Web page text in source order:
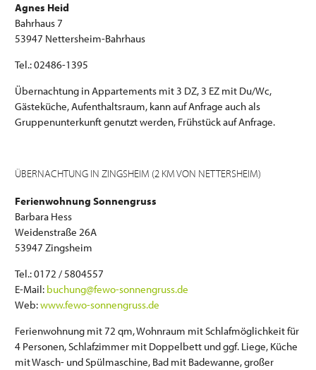
Agnes Heid
Bahrhaus 7
53947 Nettersheim-Bahrhaus
Tel.: 02486-1395
Übernachtung in Appartements mit 3 DZ, 3 EZ mit Du/Wc,
Gästeküche, Aufenthaltsraum, kann auf Anfrage auch als
Gruppenunterkunft genutzt werden, Frühstück auf Anfrage.
ÜBERNACHTUNG IN ZINGSHEIM (2 KM VON NETTERSHEIM)
Ferienwohnung Sonnengruss
Barbara Hess
Weidenstraße 26A
53947 Zingsheim
Tel.: 0172 / 5804557
E-Mail: buchung@fewo-sonnengruss.de
Web:www.fewo-sonnengruss.de
Ferienwohnung mit 72 qm, Wohnraum mit Schlafmöglichkeit für
4 Personen, Schlafzimmer mit Doppelbett und ggf. Liege, Küche
mit Wasch- und Spülmaschine, Bad mit Badewanne, großer